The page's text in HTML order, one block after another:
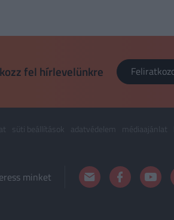
fel hírlevelünkre
süti beállítások adatvédelem médiaajánlat
minket